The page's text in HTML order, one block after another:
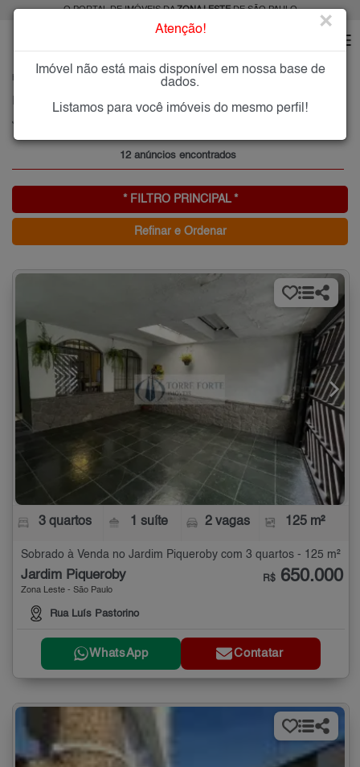
O PORTAL DE IMÓVEIS DAZONA LESTEDE SÃO PAULO
JARDIM PIQUEROBY
Imóveis à Venda no Jardim Piqueroby, Zona Leste de São Paulo
Jardim Piqueroby, Zona Leste
12 anúncios encontrados
* FILTRO PRINCIPAL *
Refinar e Ordenar
3 quartos 1 suíte 2 vagas 125 m²
Sobrado à Venda no Jardim Piqueroby com 3 quartos - 125 m²
Jardim Piqueroby
Zona Leste - São Paulo
Rua Luís Pastorino
R$ 650.000
WhatsApp Contatar
Atenção! ×
Imóvel não está mais disponível em nossa base de
dados.
Listamos para você imóveis do mesmo perfil!